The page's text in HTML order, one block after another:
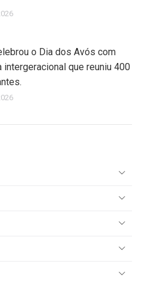
o Dia dos Avós com
intergeracional que reuniu 400